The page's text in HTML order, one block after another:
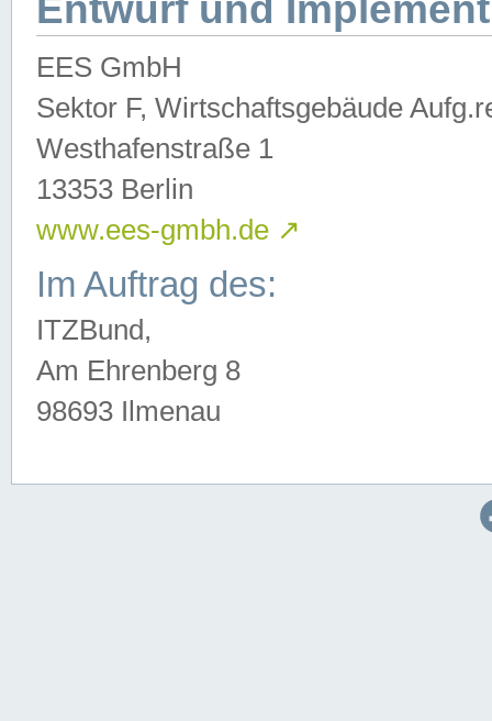
EES GmbH
Sektor F, Wirtschaftsgebäude
Westhafenstraße 1
13353 Berlin
www.ees-gmbh.de ↗
Im Auftrag des:
ITZBund,
Am Ehrenberg 8
98693 Ilmenau